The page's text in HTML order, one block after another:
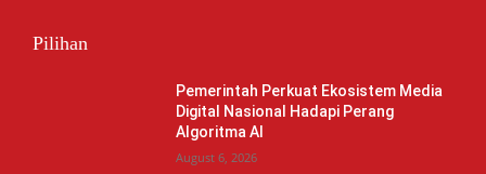
Pilihan
Pemerintah Perkuat Ekosistem Media
Digital Nasional Hadapi Perang
Algoritma AI
August 6, 2026